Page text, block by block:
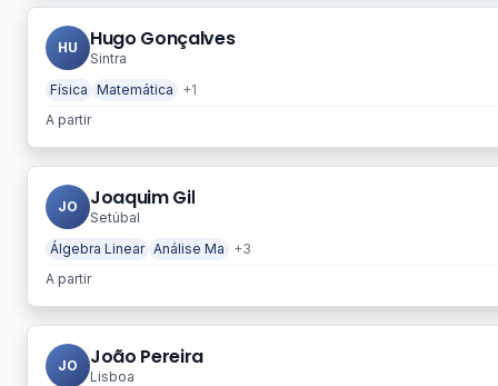
HU Hugo Gonçalves
Sintra
Física Matemática
+1
A partir
JO Joaquim Gil
Setúbal
Álgebra Linear Análise Ma
+3
A partir
JO João Pereira
Lisboa